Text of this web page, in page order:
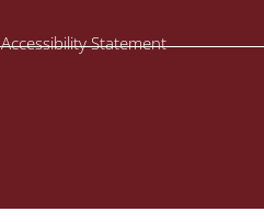
Statement